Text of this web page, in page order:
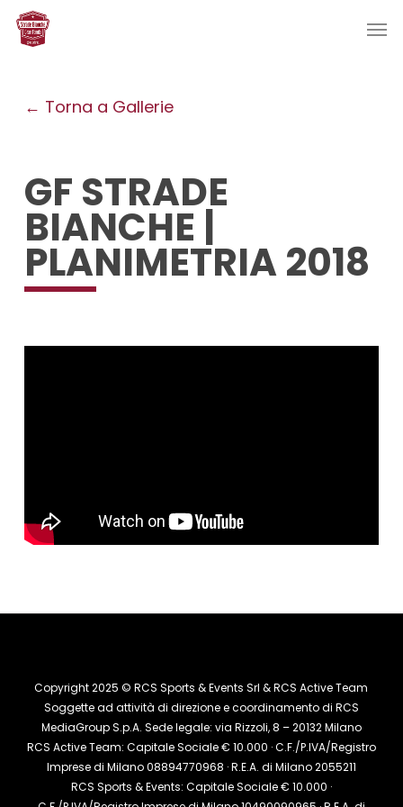
Skip
← Torna a Gallerie
GF STRADE
BIANCHE |
PLANIMETRIA 2018
Copyright 2025 © RCS Sports & Events Srl & RCS Active Team
Soggette ad attività di direzione e coordinamento di RCS
MediaGroup S.p.A. Sede legale: via Rizzoli, 8 – 20132 Milano
RCS Active Team: Capitale Sociale € 10.000 · C.F./P.IVA/Registro
Imprese di Milano 08894770968 · R.E.A. di Milano 2055211
RCS Sports & Events: Capitale Sociale € 10.000 ·